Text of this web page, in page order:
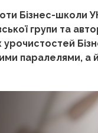
Бізнес-школи
групи та
паралелями,